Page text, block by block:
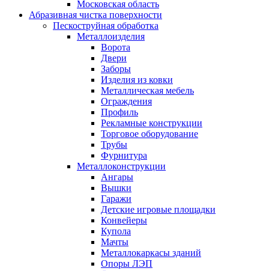
Московская область
Абразивная чистка поверхности
Пескоструйная обработка
Металлоизделия
Ворота
Двери
Заборы
Изделия из ковки
Металлическая мебель
Ограждения
Профиль
Рекламные конструкции
Торговое оборудование
Трубы
Фурнитура
Металлоконструкции
Ангары
Вышки
Гаражи
Детские игровые площадки
Конвейеры
Купола
Мачты
Металлокаркасы зданий
Опоры ЛЭП